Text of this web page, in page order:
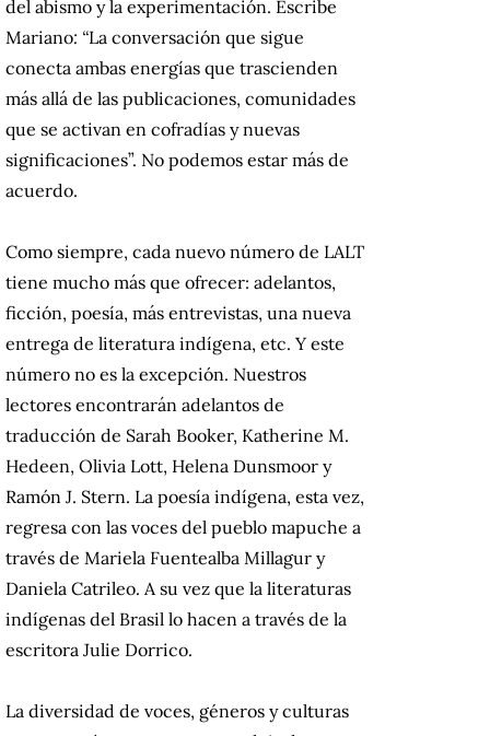
del abismo y la experimentación. Escribe
Mariano: “La conversación que sigue
conecta ambas energías que trascienden
más allá de las publicaciones, comunidades
que se activan en cofradías y nuevas
significaciones”. No podemos estar más de
acuerdo.
Como siempre, cada nuevo número de LALT
tiene mucho más que ofrecer: adelantos,
ficción, poesía, más entrevistas, una nueva
entrega de literatura indígena, etc. Y este
número no es la excepción. Nuestros
lectores encontrarán adelantos de
traducción de Sarah Booker, Katherine M.
Hedeen, Olivia Lott, Helena Dunsmoor y
Ramón J. Stern. La poesía indígena, esta vez,
regresa con las voces del pueblo mapuche a
través de Mariela Fuentealba Millagur y
Daniela Catrileo. A su vez que la literaturas
indígenas del Brasil lo hacen a través de la
escritora Julie Dorrico.
La diversidad de voces, géneros y culturas